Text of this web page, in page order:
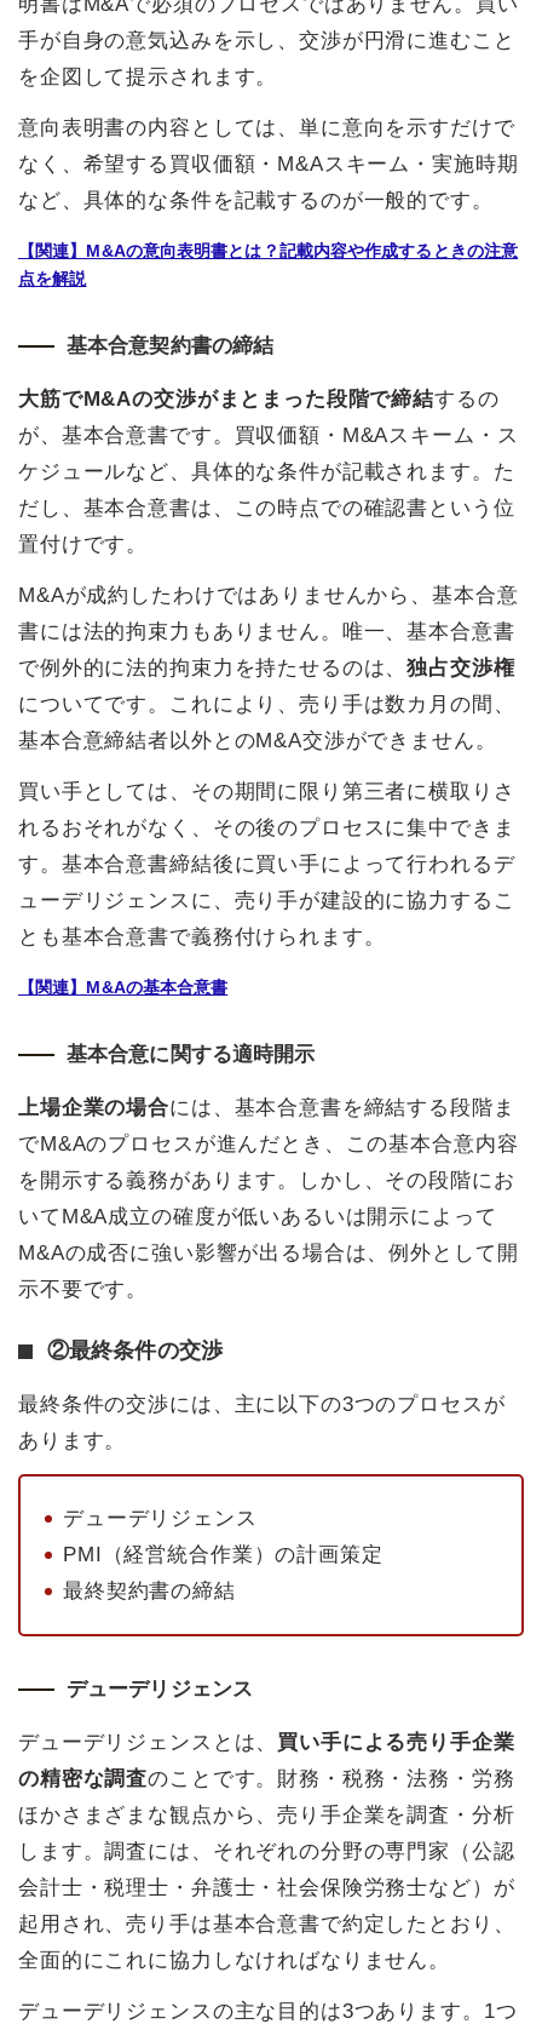
手が自身の意気込みを示し、交渉が円滑に進むこと
を企図して提示されます。
意向表明書の内容としては、単に意向を示すだけで
なく、希望する買収価額・M&Aスキーム・実施時期
など、具体的な条件を記載するのが一般的です。
【関連】M&Aの意向表明書とは？記載内容や作成するときの注意
点を解説
基本合意契約書の締結
大筋でM&Aの交渉がまとまった段階で締結するの
が、基本合意書です。買収価額・M&Aスキーム・ス
ケジュールなど、具体的な条件が記載されます。た
だし、基本合意書は、この時点での確認書という位
置付けです。
M&Aが成約したわけではありませんから、基本合意
書には法的拘束力もありません。唯一、基本合意書
で例外的に法的拘束力を持たせるのは、独占交渉権
についてです。これにより、売り手は数カ月の間、
基本合意締結者以外とのM&A交渉ができません。
買い手としては、その期間に限り第三者に横取りさ
れるおそれがなく、その後のプロセスに集中できま
す。基本合意書締結後に買い手によって行われるデ
ューデリジェンスに、売り手が建設的に協力するこ
とも基本合意書で義務付けられます。
【関連】M&Aの基本合意書
基本合意に関する適時開示
上場企業の場合には、基本合意書を締結する段階ま
でM&Aのプロセスが進んだとき、この基本合意内容
を開示する義務があります。しかし、その段階にお
いてM&A成立の確度が低いあるいは開示によって
M&Aの成否に強い影響が出る場合は、例外として開
示不要です。
②最終条件の交渉
最終条件の交渉には、主に以下の3つのプロセスが
あります。
デューデリジェンス
PMI（経営統合作業）の計画策定
最終契約書の締結
デューデリジェンス
デューデリジェンスとは、 買い手による売り手企業
の精密な調査のことです。財務・税務・法務・労務
ほかさまざまな観点から、売り手企業を調査・分析
します。調査には、それぞれの分野の専門家（公認
会計士・税理士・弁護士・社会保険労務士など）が
起用され、売り手は基本合意書で約定したとおり、
全面的にこれに協力しなければなりません。
デューデリジェンスの主な目的は3つあります。1つ